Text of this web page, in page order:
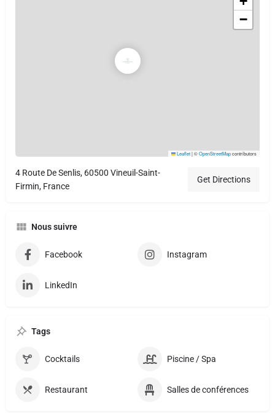
−
Leaflet|©OpenStreetMapcontributors
4 Route De Senlis, 60500 Vineuil-Saint-
Firmin, France
Get Directions
Nous suivre
Facebook Instagram
LinkedIn
Tags
Cocktails Piscine / Spa
Restaurant Salles de conférences